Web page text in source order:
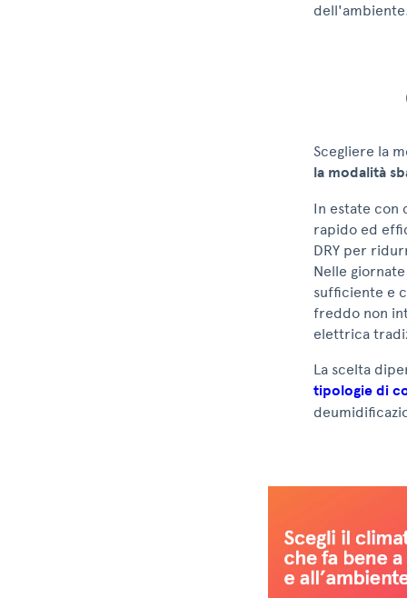
Scegliere la
la modalità
In estate con
rapido ed
DRY per
Nelle
sufficiente e
freddo non
elettrica
La scelta
tipologie di